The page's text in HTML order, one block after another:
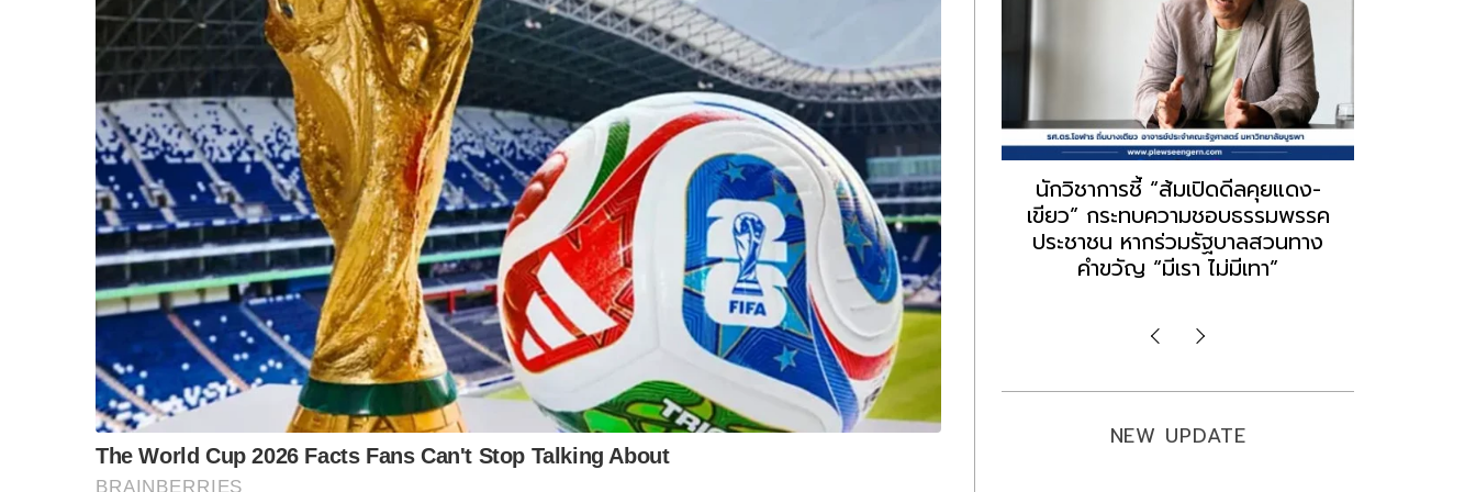
“วันวิชิต” ชี้ระบบเลือก สว. เปิดช่อง
ล็อบบี้ทุกกลุ่ม ส่วนปมฮั้วต้องมีหลัก
ฐานเส้นเงิน ล็อกโหวต กำหนดผล ชี้
ข้อสันนิษฐาน สร้างกระแส แต่ไร้
Impact ทางกฎหมาย
นักวิชาการชี้ “ส้มเปิดดีลคุยแดง-
เขียว” กระทบความชอบธรรมพรรค
ประชาชน หากร่วมรัฐบาลสวนทาง
คำขวัญ “มีเรา ไม่มีเทา”
“ธนพร” ชี้หากพรรคประชาชนจับมือ
“แดง-เขียว” เท่ากับทำลายตัวเอง
ผิดคำพูด ทลายศรัทธาฐานเสียง
มองข่าวตั้งรัฐบาลใหม่เป็นเพียง
NEW UPDATE